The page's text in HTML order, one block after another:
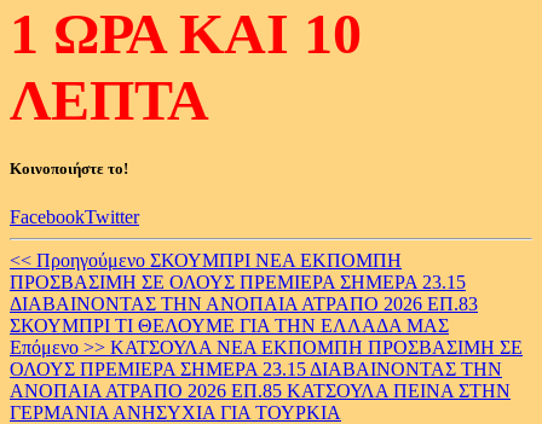
1 ΩΡΑ ΚΑΙ 10
ΛΕΠΤΑ
Κοινοποιήστε το!
FacebookTwitter
Continue
Reading
<< Προηγούμενο ΣΚΟΥΜΠΡΙ ΝΕΑ ΕΚΠΟΜΠΗ
ΠΡΟΣΒΑΣΙΜΗ ΣΕ ΟΛΟΥΣ ΠΡΕΜΙΕΡΑ ΣΗΜΕΡΑ 23.15
ΔΙΑΒΑΙΝΟΝΤΑΣ ΤΗΝ ΑΝΟΠΑΙΑ ΑΤΡΑΠΟ 2026 ΕΠ.83
ΣΚΟΥΜΠΡΙ ΤΙ ΘΕΛΟΥΜΕ ΓΙΑ ΤΗΝ ΕΛΛΑΔΑ ΜΑΣ
Επόμενο >> ΚΑΤΣΟΥΛΑ ΝΕΑ ΕΚΠΟΜΠΗ ΠΡΟΣΒΑΣΙΜΗ ΣΕ
ΟΛΟΥΣ ΠΡΕΜΙΕΡΑ ΣΗΜΕΡΑ 23.15 ΔΙΑΒΑΙΝΟΝΤΑΣ ΤΗΝ
ΑΝΟΠΑΙΑ ΑΤΡΑΠΟ 2026 ΕΠ.85 ΚΑΤΣΟΥΛΑ ΠΕΙΝΑ ΣΤΗΝ
ΓΕΡΜΑΝΙΑ ΑΝΗΣΥΧΙΑ ΓΙΑ ΤΟΥΡΚΙΑ